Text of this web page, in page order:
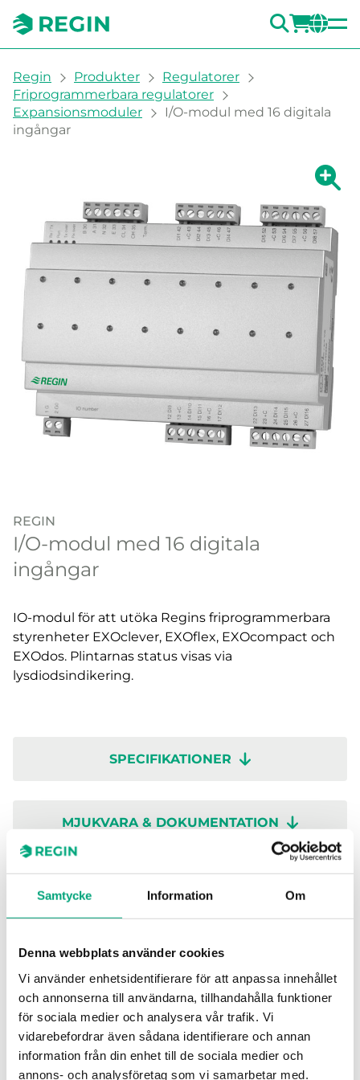
Samtycke Information Om
Denna webbplats använder cookies
Vi använder enhetsidentifierare för att anpassa innehållet
och annonserna till användarna, tillhandahålla funktioner
för sociala medier och analysera vår trafik. Vi
vidarebefordrar även sådana identifierare och annan
information från din enhet till de sociala medier och
annons- och analysföretag som vi samarbetar med.
SÖK
You are here:
Regin Produkter
Regulatorer
Friprogrammerbara regulatorer
Expansionsmoduler
I/O-modul med 16 digitala
ingångar
Visa
REGIN
I/O-modul med 16 digitala
ingångar
IO-modul för att utöka Regins friprogrammerbara
styrenheter EXOclever, EXOflex, EXOcompact och
EXOdos. Plintarnas status visas via
lysdiodsindikering.
SPECIFIKATIONER
MJUKVARA & DOKUMENTATION
IO-16DI